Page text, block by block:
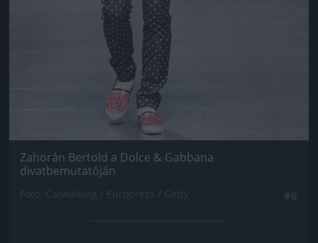
Zahorán Bertold a Dolce & Gabbana
divatbemutatóján